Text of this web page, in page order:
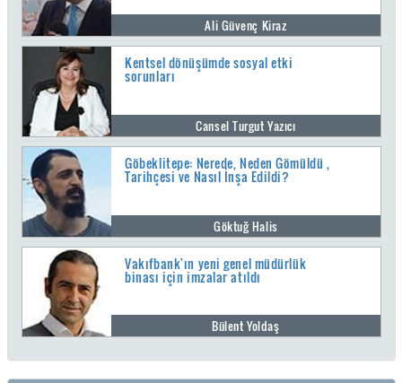
Ali Güvenç Kiraz
Kentsel dönüşümde sosyal etki
sorunları
Cansel Turgut Yazıcı
Göbeklitepe: Nerede, Neden Gömüldü ,
Tarihçesi ve Nasıl İnşa Edildi?
Göktuğ Halis
Vakıfbank'ın yeni genel müdürlük
binası için imzalar atıldı
Bülent Yoldaş